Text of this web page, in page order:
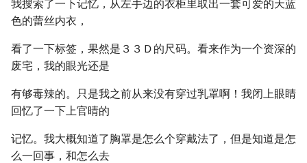
我搜索了一下记忆，从左手边的衣柜里取出一套可爱的天蓝
色的蕾丝内衣，
看了一下标签，果然是３３Ｄ的尺码。看来作为一个资深的
废宅，我的眼光还是
有够毒辣的。只是我之前从来没有穿过乳罩啊！我闭上眼睛
回忆了一下上官晴的
记忆。我大概知道了胸罩是怎么个穿戴法了，但是知道是怎
么一回事，和怎么去